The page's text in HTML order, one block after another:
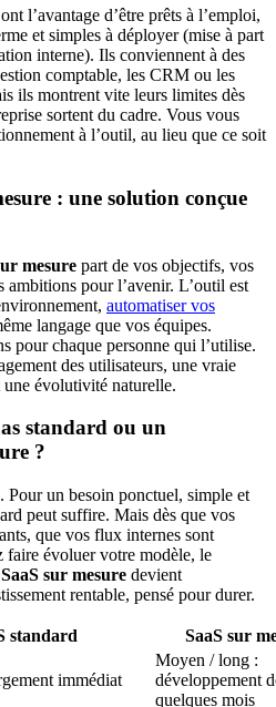
ont l’avantage d’être prêts à l’emploi,
et simples à déployer (mise à part
interne). Ils conviennent à des
comptable, les CRM ou les
ils montrent vite leurs limites dès
sortent du cadre. Vous vous
à l’outil, au lieu que ce soit
: une solution conçue
mesure part de vos objectifs, vos
ambitions pour l’avenir. L’outil est
automatiser vos
langage que vos équipes.
pour chaque personne qui l’utilise.
des utilisateurs, une vraie
évolutivité naturelle.
standard ou un
?
Pour un besoin ponctuel, simple et
peut suffire. Mais dès que vos
que vos flux internes sont
faire évoluer votre modèle, le
sur mesure devient
rentable, pensé pour durer.
standard
SaaS sur
immédiat
Moyen / long :
développement
quelques mois